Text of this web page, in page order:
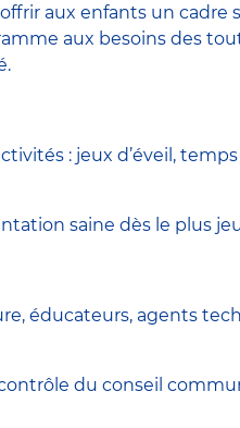
aux enfants un cadre
aux besoins des
: jeux d’éveil,
saine dès le plus
éducateurs, agents
du conseil